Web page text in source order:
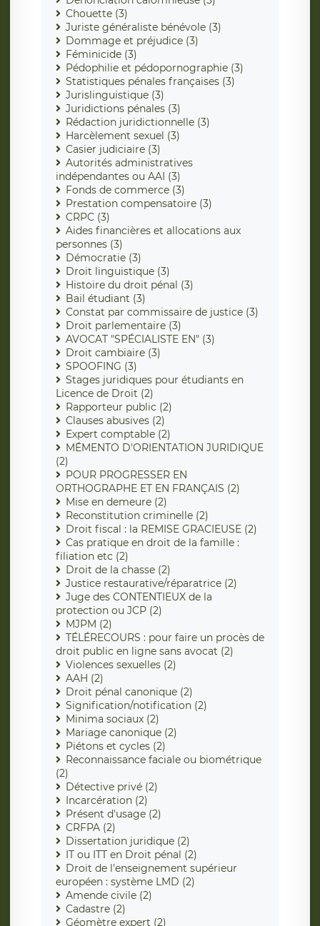
Chouette (3)
Juriste généraliste bénévole (3)
Dommage et préjudice (3)
Féminicide (3)
Pédophilie et pédopornographie (3)
Statistiques pénales françaises (3)
Jurislinguistique (3)
Juridictions pénales (3)
Rédaction juridictionnelle (3)
Harcèlement sexuel (3)
Casier judiciaire (3)
Autorités administratives
indépendantes ou AAI (3)
Fonds de commerce (3)
Prestation compensatoire (3)
CRPC (3)
Aides financières et allocations aux
personnes (3)
Démocratie (3)
Droit linguistique (3)
Histoire du droit pénal (3)
Bail étudiant (3)
Constat par commissaire de justice (3)
Droit parlementaire (3)
AVOCAT "SPÉCIALISTE EN" (3)
Droit cambiaire (3)
SPOOFING (3)
Stages juridiques pour étudiants en
Licence de Droit (2)
Rapporteur public (2)
Clauses abusives (2)
Expert comptable (2)
MÉMENTO D'ORIENTATION JURIDIQUE
(2)
POUR PROGRESSER EN
ORTHOGRAPHE ET EN FRANÇAIS (2)
Mise en demeure (2)
Reconstitution criminelle (2)
Droit fiscal : la REMISE GRACIEUSE (2)
Cas pratique en droit de la famille :
filiation etc (2)
Droit de la chasse (2)
Justice restaurative/réparatrice (2)
Juge des CONTENTIEUX de la
protection ou JCP (2)
MJPM (2)
TÉLÉRECOURS : pour faire un procès de
droit public en ligne sans avocat (2)
Violences sexuelles (2)
AAH (2)
Droit pénal canonique (2)
Signification/notification (2)
Minima sociaux (2)
Mariage canonique (2)
Piétons et cycles (2)
Reconnaissance faciale ou biométrique
(2)
Détective privé (2)
Incarcération (2)
Présent d'usage (2)
CRFPA (2)
Dissertation juridique (2)
IT ou ITT en Droit pénal (2)
Droit de l'enseignement supérieur
européen : système LMD (2)
Amende civile (2)
Cadastre (2)
Géomètre expert (2)